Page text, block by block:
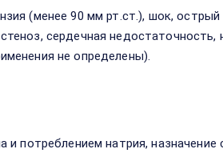
(менее 90 мм рт.ст.), шок,
сердечная недостаточность,
не определены).
и потреблением натрия,